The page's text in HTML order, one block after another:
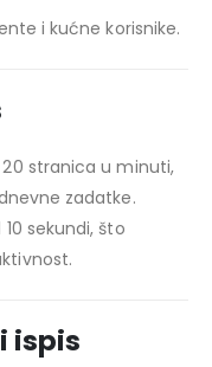
i kućne korisnike.
stranica u minuti,
zadatke.
sekundi, što
ispis